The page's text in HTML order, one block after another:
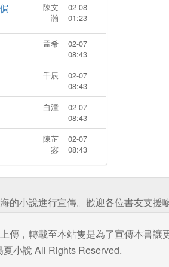
陳文
瀚
02-08
01:23
孟希
02-07
08:43
千辰
02-07
08:43
白潼
02-07
08:43
陳芷
宓
02-07
08:43
小說進行宣傳。歡迎各位書友支援
，轉載至本站隻是為了宣傳本書讓
小說 All Rights Reserved.